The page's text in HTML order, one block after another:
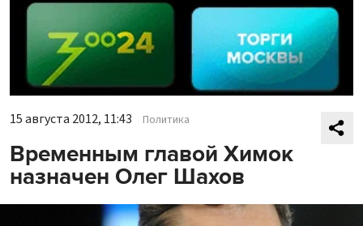
15 августа 2012, 11:43 Политика
Временным главой Химок
назначен Олег Шахов